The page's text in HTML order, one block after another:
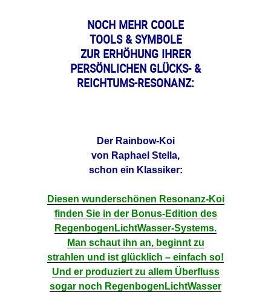
NOCH MEHR COOLE
TOOLS & SYMBOLE
ZUR ERHÖHUNG IHRER
PERSÖNLICHEN GLÜCKS- &
REICHTUMS-RESONANZ:
Der Rainbow-Koi
von Raphael Stella,
schon ein Klassiker:
Diesen wunderschönen Resonanz-Koi
finden Sie in der Bonus-Edition des
RegenbogenLichtWasser-Systems.
Man schaut ihn an, beginnt zu
strahlen und ist glücklich – einfach so!
Und er produziert zu allem Überfluss
sogar noch RegenbogenLichtWasser